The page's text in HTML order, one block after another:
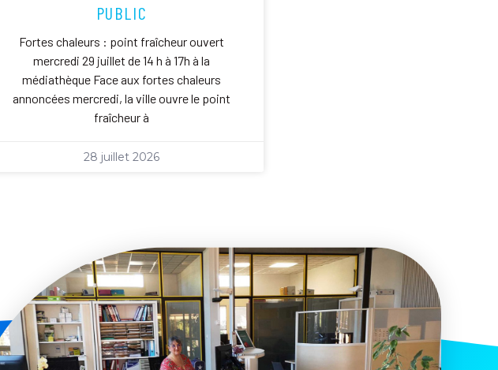
PUBLIC
Fortes chaleurs : point fraîcheur ouvert
mercredi 29 juillet de 14 h à 17h à la
médiathèque Face aux fortes chaleurs
annoncées mercredi, la ville ouvre le point
fraîcheur à
28 juillet 2026